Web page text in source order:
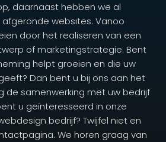
daarnaast hebben we al
websites. Vanoo
door het realiseren van een
of marketingstrategie. Bent
helpt groeien en die uw
Dan bent u bij ons aan het
de samenwerking met uw bedrijf
u geïnteresseerd in onze
bedrijf? Twijfel niet en
We horen graag van